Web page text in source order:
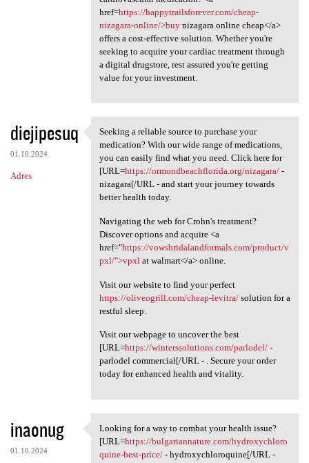
href=https://happytrailsforever.com/cheap-
nizagara-online/>buynizagara online cheap</a>
offers a cost-effective solution. Whether you're
seeking to acquire your cardiac treatment through
a digital drugstore, rest assured you're getting
value for your investment.
diejipesuq
01.10.2024
Adres
Seeking a reliable source to
Seeking a reliable source to purchase your
medication? With our wide range of medications,
you can easily find what you need. Click here for
[URL=https://ormondbeachflorida.org/nizagara/-
nizagara[/URL - and start your journey towards
better health today.
Navigating the web for Crohn's treatment?
Discover options and acquire <a
href="https://vowsbridalandformals.com/product/v
pxl/">vpxlat walmart</a> online.
Visit our website to find your perfect
https://oliveogrill.com/cheap-levitra/solution for a
restful sleep.
Visit our webpage to uncover the best
[URL=https://winterssolutions.com/parlodel/-
parlodel commercial[/URL - . Secure your order
today for enhanced health and vitality.
inaonug
01.10.2024
Looking for a way to combat
Looking for a way to combat your health issue?
[URL=https://bulgariannature.com/hydroxychloro
quine-best-price/- hydroxychloroquine[/URL -